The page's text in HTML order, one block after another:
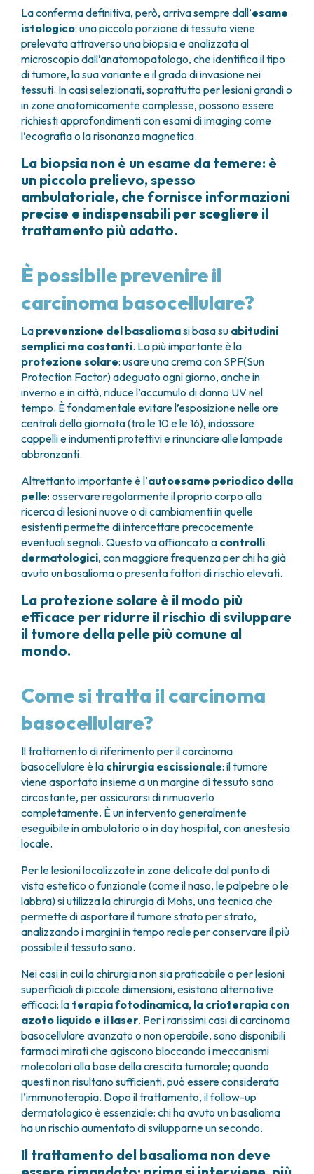
La conferma definitiva, però, arriva sempre dall’esame
istologico: una piccola porzione di tessuto viene
prelevata attraverso una biopsia e analizzata al
microscopio dall’anatomopatologo, che identifica il tipo
di tumore, la sua variante e il grado di invasione nei
tessuti. In casi selezionati, soprattutto per lesioni grandi o
in zone anatomicamente complesse, possono essere
richiesti approfondimenti con esami di imaging come
l’ecografia o la risonanza magnetica.
La biopsia non è un esame da temere: è
un piccolo prelievo, spesso
ambulatoriale, che fornisce informazioni
precise e indispensabili per scegliere il
trattamento più adatto.
È possibile prevenire il
carcinoma basocellulare?
La prevenzione del basaliomasi basa su abitudini
semplici ma costanti. La più importante è la
protezione solare: usare una crema con SPF(Sun
Protection Factor) adeguato ogni giorno, anche in
inverno e in città, riduce l’accumulo di danno UV nel
tempo. È fondamentale evitare l’esposizione nelle ore
centrali della giornata (tra le 10 e le 16), indossare
cappelli e indumenti protettivi e rinunciare alle lampade
abbronzanti.
Altrettanto importante è l’autoesame periodico della
pelle: osservare regolarmente il proprio corpo alla
ricerca di lesioni nuove o di cambiamenti in quelle
esistenti permette di intercettare precocemente
eventuali segnali. Questo va affiancato a controlli
dermatologici, con maggiore frequenza per chi ha già
avuto un basalioma o presenta fattori di rischio elevati.
La protezione solare è il modo più
efficace per ridurre il rischio di sviluppare
il tumore della pelle più comune al
mondo.
Come si tratta il carcinoma
basocellulare?
Il trattamento di riferimento per il carcinoma
basocellulare è la chirurgia escissionale: il tumore
viene asportato insieme a un margine di tessuto sano
circostante, per assicurarsi di rimuoverlo
completamente. È un intervento generalmente
eseguibile in ambulatorio o in day hospital, con anestesia
locale.
Per le lesioni localizzate in zone delicate dal punto di
vista estetico o funzionale (come il naso, le palpebre o le
labbra) si utilizza la chirurgia di Mohs, una tecnica che
permette di asportare il tumore strato per strato,
analizzando i margini in tempo reale per conservare il più
possibile il tessuto sano.
Nei casi in cui la chirurgia non sia praticabile o per lesioni
superficiali di piccole dimensioni, esistono alternative
efficaci: la terapia fotodinamica, la crioterapia con
azoto liquido e il laser. Per i rarissimi casi di carcinoma
basocellulare avanzato o non operabile, sono disponibili
farmaci mirati che agiscono bloccando i meccanismi
molecolari alla base della crescita tumorale; quando
questi non risultano sufficienti, può essere considerata
l’immunoterapia. Dopo il trattamento, il follow-up
dermatologico è essenziale: chi ha avuto un basalioma
ha un rischio aumentato di svilupparne un secondo.
Il trattamento del basalioma non deve